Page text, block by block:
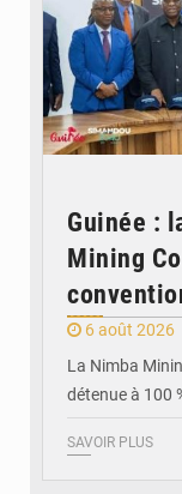
Guinée :
Mining
6 août 2026
La Nimba
détenue à 100
SAVOIR PLUS